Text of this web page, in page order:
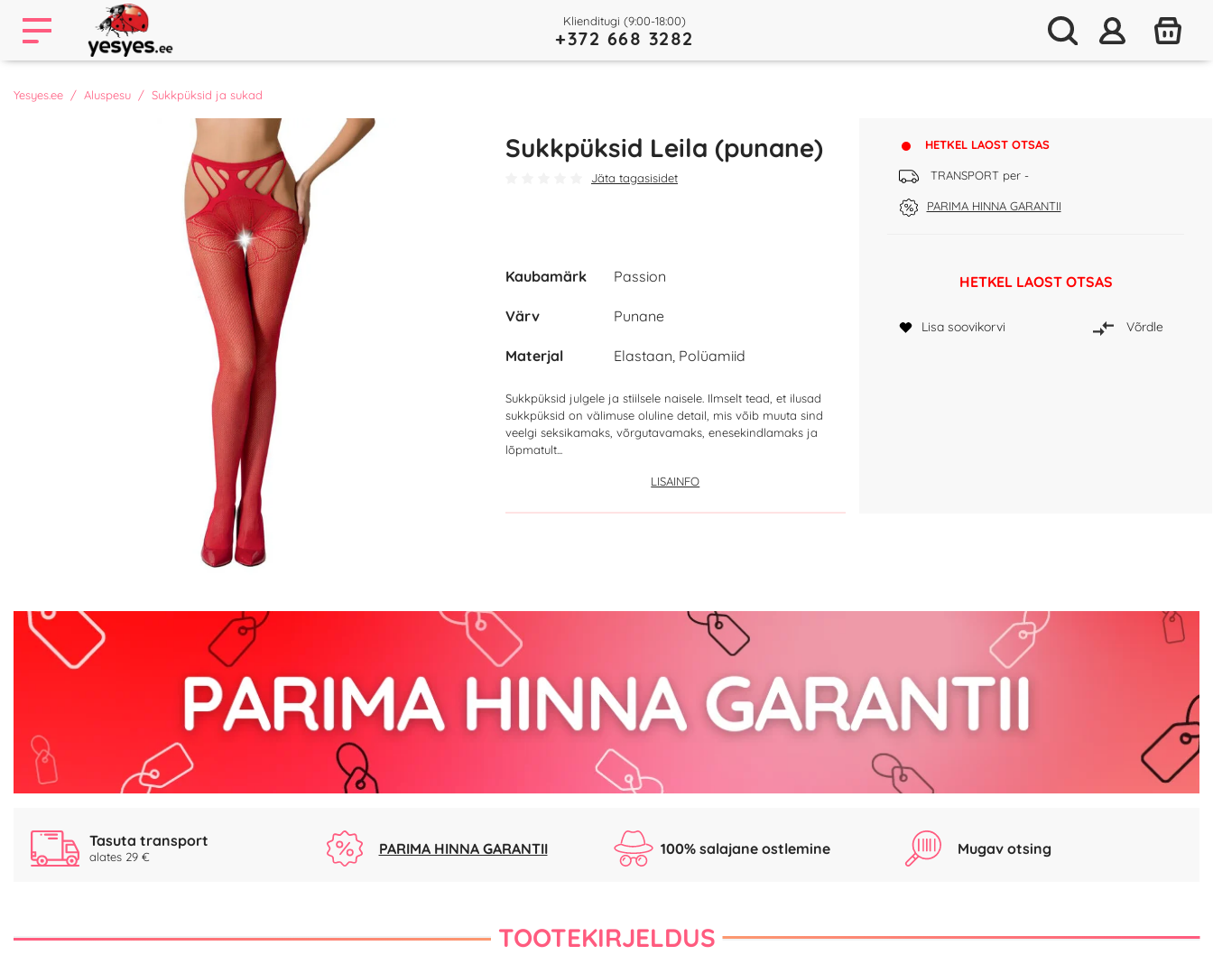
Klienditugi (9:00-18:00)
+372 668 3282
Yesyes.ee Aluspesu Sukkpüksid ja sukad
Sukkpüksid Leila (punane)
Jäta tagasisidet
HETKEL LAOST OTSAS
TRANSPORT per -
PARIMA HINNA GARANTII
Kaubamärk Passion
Värv Punane
Materjal Elastaan, Polüamiid
Sukkpüksid julgele ja stiilsele naisele. Ilmselt tead, et ilusad
sukkpüksid on välimuse oluline detail, mis võib muuta sind
veelgi seksikamaks, võrgutavamaks, enesekindlamaks ja
lõpmatult...
LISAINFO
HETKEL LAOST OTSAS
Lisa soovikorvi Võrdle
Tasuta transport
alates 29 € PARIMA HINNA GARANTII 100% salajane ostlemine Mugav otsing
TOOTEKIRJELDUS